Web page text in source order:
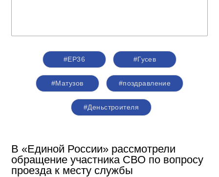
#ЕР36 #Гусев
#Матузов #поздравление
#Деньстроителя
В «Единой России» рассмотрели
обращение участника СВО по вопросу
проезда к месту службы